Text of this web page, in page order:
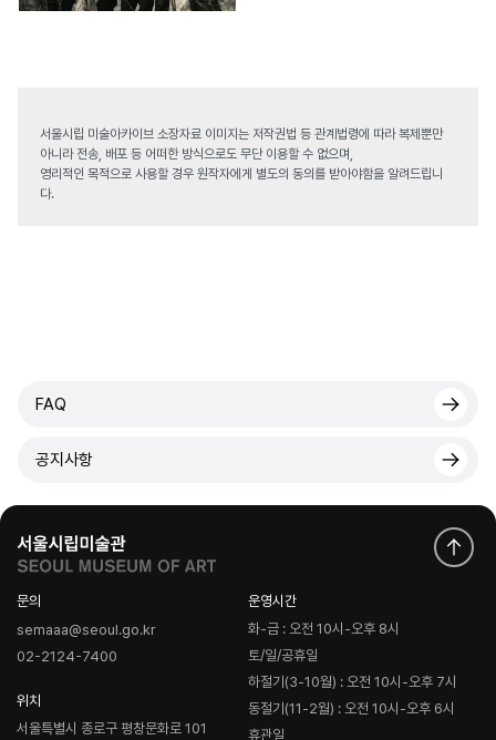
서울시립 미술아카이브 소장자료 이미지는 저작권법 등 관계법령에 따라 복제뿐만
아니라 전송, 배포 등 어떠한 방식으로도 무단 이용할 수 없으며,
영리적인 목적으로 사용할 경우 원작자에게 별도의 동의를 받아야함을 알려드립니
다.
FAQ
공지사항
문의
semaaa@seoul.go.kr
02-2124-7400
위치
서울특별시 종로구 평창문화로 101
운영시간
화-금 : 오전 10시-오후 8시
토/일/공휴일
하절기(3-10월) : 오전 10시-오후 7시
동절기(11-2월) : 오전 10시-오후 6시
휴관일